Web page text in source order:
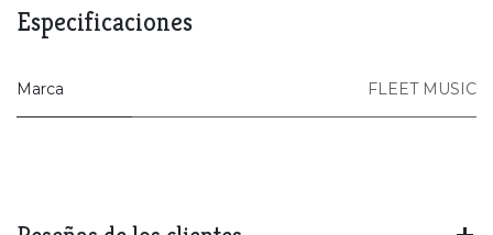
Especificaciones
Marca FLEET MUSIC